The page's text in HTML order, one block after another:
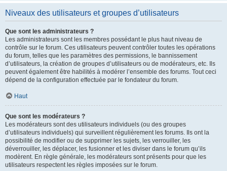
Niveaux des utilisateurs et groupes d’utilisateurs
Que sont les administrateurs ?
Les administrateurs sont les membres possédant le plus haut niveau de
contrôle sur le forum. Ces utilisateurs peuvent contrôler toutes les opérations
du forum, telles que les paramètres des permissions, le bannissement
d’utilisateurs, la création de groupes d’utilisateurs ou de modérateurs, etc. Ils
peuvent également être habilités à modérer l’ensemble des forums. Tout ceci
dépend de la configuration effectuée par le fondateur du forum.
Haut
Que sont les modérateurs ?
Les modérateurs sont des utilisateurs individuels (ou des groupes
d’utilisateurs individuels) qui surveillent régulièrement les forums. Ils ont la
possibilité de modifier ou de supprimer les sujets, les verrouiller, les
déverrouiller, les déplacer, les fusionner et les diviser dans le forum qu’ils
modèrent. En règle générale, les modérateurs sont présents pour que les
utilisateurs respectent les règles imposées sur le forum.